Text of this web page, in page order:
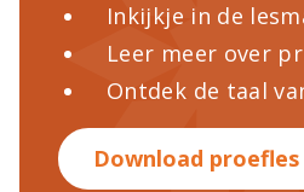
Inkijkje in de
Leer meer over
Ontdek de taal
Download proefles